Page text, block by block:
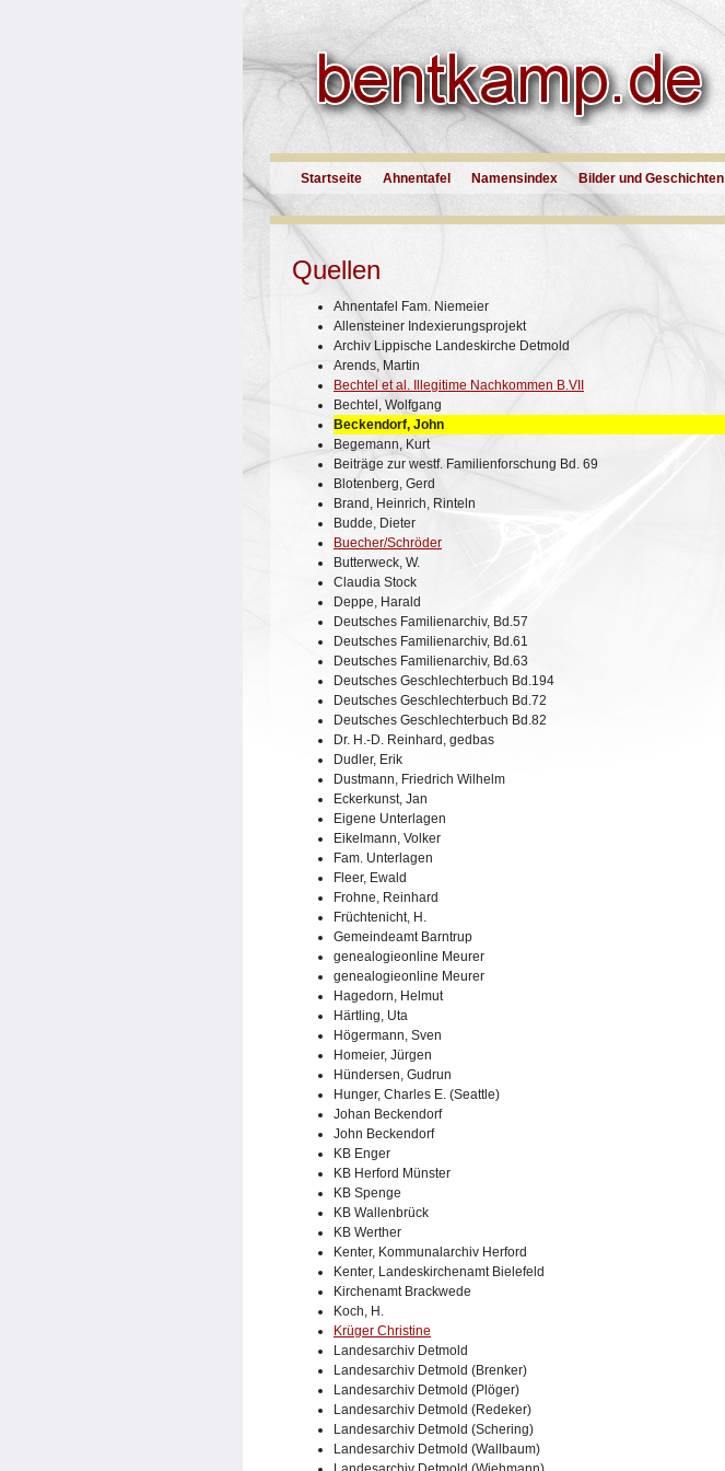
Startseite Ahnentafel Namensindex Bilder und Geschichten
Quellen
Ahnentafel Fam. Niemeier
Allensteiner Indexierungsprojekt
Archiv Lippische Landeskirche Detmold
Arends, Martin
Bechtel et al. Illegitime Nachkommen B.VII
Bechtel, Wolfgang
Beckendorf, John
Begemann, Kurt
Beiträge zur westf. Familienforschung Bd. 69
Blotenberg, Gerd
Brand, Heinrich, Rinteln
Budde, Dieter
Buecher/Schröder
Butterweck, W.
Claudia Stock
Deppe, Harald
Deutsches Familienarchiv, Bd.57
Deutsches Familienarchiv, Bd.61
Deutsches Familienarchiv, Bd.63
Deutsches Geschlechterbuch Bd.194
Deutsches Geschlechterbuch Bd.72
Deutsches Geschlechterbuch Bd.82
Dr. H.-D. Reinhard, gedbas
Dudler, Erik
Dustmann, Friedrich Wilhelm
Eckerkunst, Jan
Eigene Unterlagen
Eikelmann, Volker
Fam. Unterlagen
Fleer, Ewald
Frohne, Reinhard
Früchtenicht, H.
Gemeindeamt Barntrup
genealogieonline Meurer
genealogieonline Meurer
Hagedorn, Helmut
Härtling, Uta
Högermann, Sven
Homeier, Jürgen
Hündersen, Gudrun
Hunger, Charles E. (Seattle)
Johan Beckendorf
John Beckendorf
KB Enger
KB Herford Münster
KB Spenge
KB Wallenbrück
KB Werther
Kenter, Kommunalarchiv Herford
Kenter, Landeskirchenamt Bielefeld
Kirchenamt Brackwede
Koch, H.
Krüger Christine
Landesarchiv Detmold
Landesarchiv Detmold (Brenker)
Landesarchiv Detmold (Plöger)
Landesarchiv Detmold (Redeker)
Landesarchiv Detmold (Schering)
Landesarchiv Detmold (Wallbaum)